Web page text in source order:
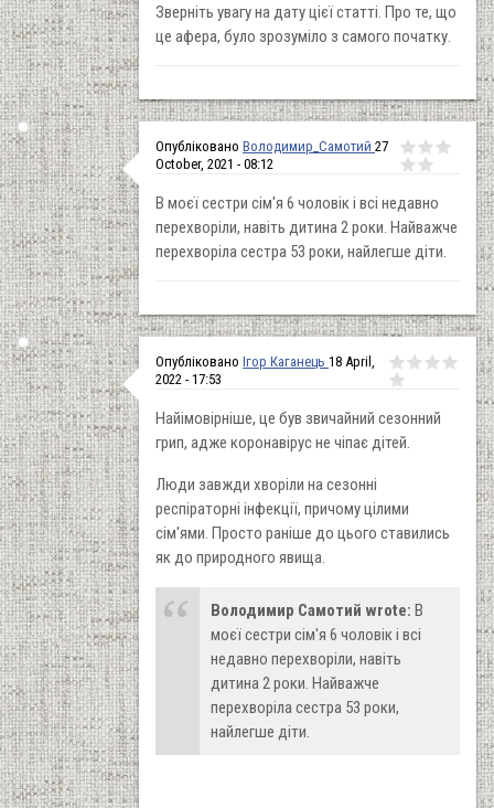
Зверніть увагу на дату цієї статті. Про те, що
це афера, було зрозуміло з самого початку.
Опубліковано Володимир_Самотий 27
October, 2021 - 08:12
В моєї сестри сім'я 6 чоловік і всі недавно
перехворіли, навіть дитина 2 роки. Найважче
перехворіла сестра 53 роки, найлегше діти.
Опубліковано Ігор Каганець 18 April,
2022 - 17:53
Найімовірніше, це був звичайний сезонний
грип, адже коронавірус не чіпає дітей.
Люди завжди хворіли на сезонні
респіраторні інфекції, причому цілими
сім'ями. Просто раніше до цього ставились
як до природного явища.
Володимир Самотий wrote: В
моєї сестри сім'я 6 чоловік і всі
недавно перехворіли, навіть
дитина 2 роки. Найважче
перехворіла сестра 53 роки,
найлегше діти.